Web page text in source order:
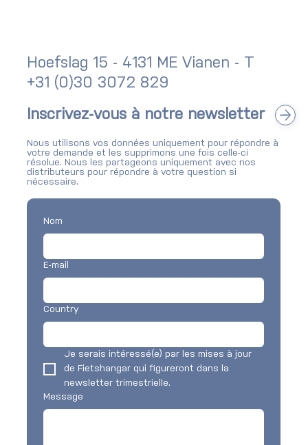
Hoefslag 15 - 4131 ME Vianen - T
+31 (0)30 3072 829
Inscrivez-vous à notre newsletter
Nous utilisons vos données uniquement pour répondre à
votre demande et les supprimons une fois celle-ci
résolue. Nous les partageons uniquement avec nos
distributeurs pour répondre à votre question si
nécessaire.
Nom
E-mail
Country
Je serais intéressé(e) par les mises à jour
de Fietshangar qui figureront dans la
newsletter trimestrielle.
Message